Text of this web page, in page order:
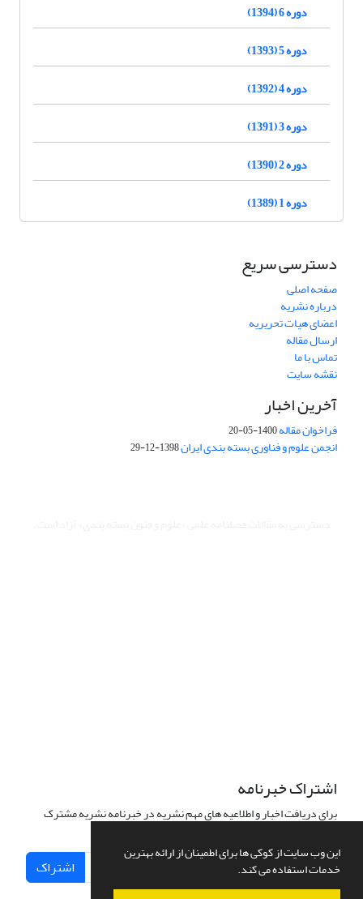
این وب سایت از کوکی ها برای اطمینان از ارائه بهترین
خدمات استفاده می کند.
دوره 6 (1394)
دوره 5 (1393)
دوره 4 (1392)
دوره 3 (1391)
دوره 2 (1390)
دوره 1 (1389)
دسترسی سریع
صفحه اصلی
درباره نشریه
اعضای هیات تحریریه
ارسال مقاله
تماس با ما
نقشه سایت
آخرین اخبار
فراخوان مقاله1400-05-20
انجمن علوم و فناوری بسته بندی ایران1398-12-29
اشتراک خبرنامه
برای دریافت اخبار و اطلاعیه های مهم نشریه در خبرنامه نشریه مشترک
اشتراک